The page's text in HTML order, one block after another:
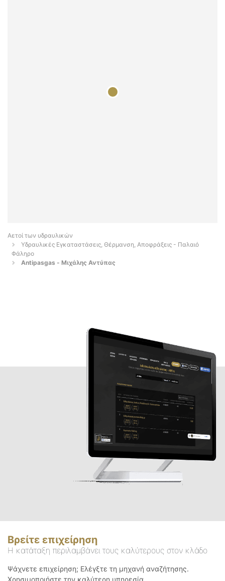
Αετοί των υδραυλικών
Υδραυλικές Εγκαταστάσεις, Θέρμανση, Αποφράξεις - Παλαιό
Φάληρο
Antipasgas - Μιχάλης Αντύπας
Βρείτε επιχείρηση
Η κατάταξη περιλαμβάνει τους καλύτερους στον κλάδο
Ψάχνετε επιχείρηση; Ελέγξτε τη μηχανή αναζήτησης.
Χρησιμοποιήστε την καλύτερη υπηρεσία